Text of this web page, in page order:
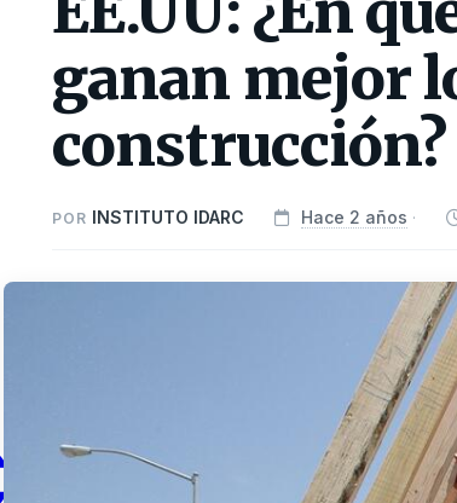
ganan mejor
construcción?
POR INSTITUTO IDARC Hace 2 años ·